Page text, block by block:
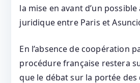
la mise en avant d’un
juridique entre Paris et
En l’absence de coopération
procédure française restera
que le débat sur la portée